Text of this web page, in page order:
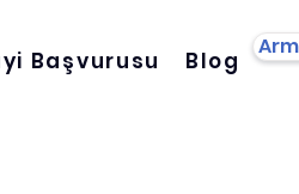
Başvurusu Blog